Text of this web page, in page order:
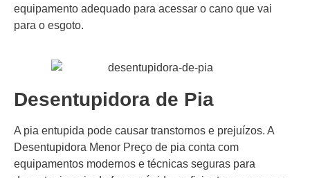
equipamento adequado para acessar o cano que vai
para o esgoto.
Desentupidora de Pia
A pia entupida pode causar transtornos e prejuízos. A
Desentupidora Menor Preço de pia conta com
equipamentos modernos e técnicas seguras para